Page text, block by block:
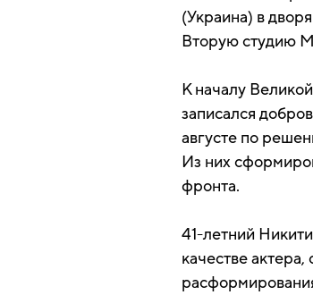
(Украина) в
Вторую студию
К началу
записался
августе по
Из них
фронта.
41-летний
качестве